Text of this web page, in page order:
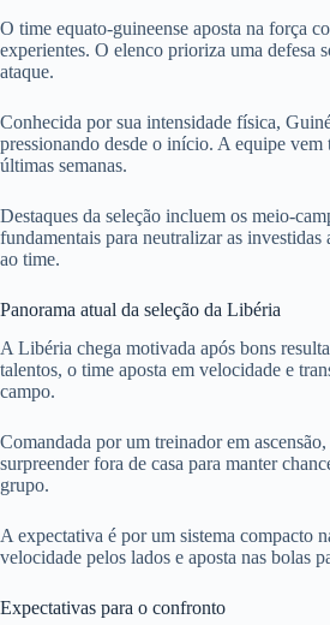
O time equato-guineense aposta na força
experientes. O elenco prioriza uma defesa
ataque.
Conhecida por sua intensidade física,
pressionando desde o início. A equipe vem
últimas semanas.
Destaques da seleção incluem os meio-
fundamentais para neutralizar as
ao time.
Panorama atual da seleção da Libéria
A Libéria chega motivada após bons
talentos, o time aposta em velocidade e
campo.
Comandada por um treinador em
surpreender fora de casa para manter
grupo.
A expectativa é por um sistema compacto
velocidade pelos lados e aposta nas bolas
Expectativas para o confronto